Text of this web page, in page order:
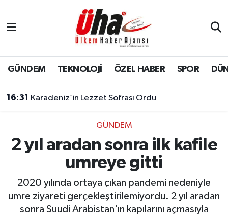
GÜNDEM TEKNOLOJİ ÖZEL HABER SPOR
16:31 Karadeniz’in Lezzet Sofrası Ordu
GÜNDEM
2 yıl aradan sonra ilk kafile
umreye gitti
2020 yılında ortaya çıkan pandemi nedeniyle
umre ziyareti gerçekleştirilemiyordu. 2 yıl aradan
sonra Suudi Arabistan'ın kapılarını açmasıyla
İstanbul Nöbetçi Eczaneler
İstanbul Hava Durumu
Süper Lig Puan Durumu ve Fikstür
Tüm Manşetler
Son Dakika Haberleri